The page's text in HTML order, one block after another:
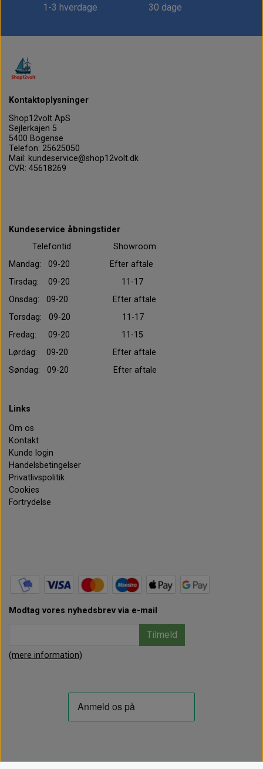
1-3 hverdage 30 dage
Kontaktoplysninger
Shop12volt ApS
Sejlerkajen 5
5400 Bogense
Telefon: 25625050
Mail: kundeservice@shop12volt.dk
CVR: 45618269
Kundeservice åbningstider
Telefontid Showroom
Mandag: 09-20 Efter aftale
Tirsdag: 09-20 11-17
Onsdag: 09-20 Efter aftale
Torsdag: 09-20 11-17
Fredag: 09-20 11-15
Lørdag: 09-20 Efter aftale
Søndag: 09-20 Efter aftale
Links
Om os
Kontakt
Kunde login
Handelsbetingelser
Privatlivspolitik
Cookies
Fortrydelse
Modtag vores nyhedsbrev via e-mail
Tilmeld
(mere information)